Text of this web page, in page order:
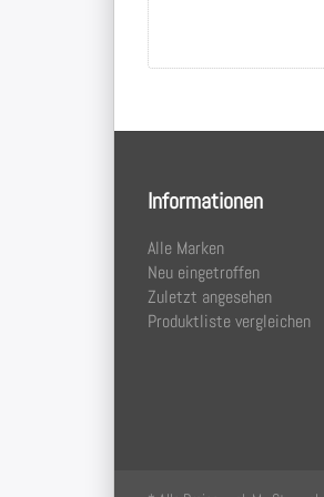
Informationen
Alle Marken
Neu eingetroffen
Zuletzt angesehen
Produktliste vergleichen